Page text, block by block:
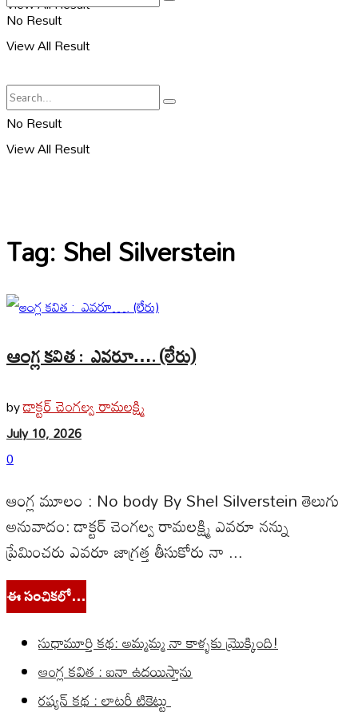
No Result
View All Result
No Result
View All Result
Tag:Shel Silverstein
ఆంగ్ల కవిత : ఎవరూ…. (లేరు)
byడాక్టర్ చెంగల్వ రామలక్ష్మి
July 10, 2026
0
ఆంగ్ల మూలం : No body By Shel Silverstein తెలుగు
అనువాదం: డాక్టర్ చెంగల్వ రామలక్ష్మి ఎవరూ నన్ను
ప్రేమించరు ఎవరూ జాగ్రత్త తీసుకోరు నా ...
ఈ సంచికలో…
సుధామూర్తి కథ: అమ్మమ్మ నా కాళ్ళకు మ్రొక్కింది!
ఆంగ్ల కవిత : ఐనా ఉదయిస్తాను
రష్యన్ కథ : లాటరీ టికెట్టు